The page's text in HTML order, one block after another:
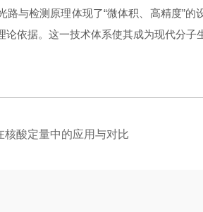
检测原理体现了“微体积、高精度”的
依据。这一技术体系使其成为现代分子
核酸定量中的应用与对比